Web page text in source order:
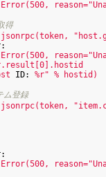
Error(500,
得
jsonrpc(token,
Error(500,
ID: %r" % hostid)
ム登録
jsonrpc(token,
Error(500,